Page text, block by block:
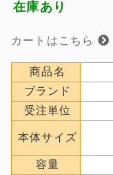
在庫あり
カートはこちら
商品名
ブランド
受注単位
本体サイズ
容量